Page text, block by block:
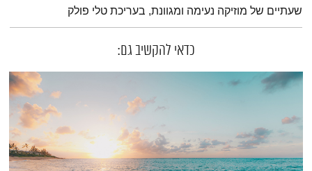
תמצית הפודקאסט
שעתיים של מוזיקה נעימה ומגוונת, בעריכת טלי פולק
כדאי להקשיב גם: